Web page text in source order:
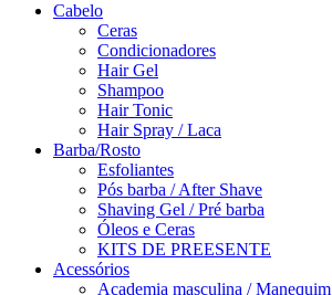
Cabelo
Ceras
Condicionadores
Hair Gel
Shampoo
Hair Tonic
Hair Spray / Laca
Barba/Rosto
Esfoliantes
Pós barba / After Shave
Shaving Gel / Pré barba
Óleos e Ceras
KITS DE PREESENTE
Acessórios
Academia masculina / Manequim